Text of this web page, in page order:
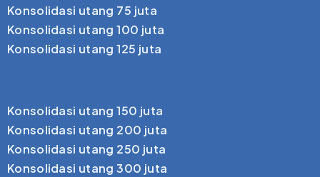
Konsolidasi utang 75 juta
Konsolidasi utang 100 juta
Konsolidasi utang 125 juta
Konsolidasi utang 150 juta
Konsolidasi utang 200 juta
Konsolidasi utang 250 juta
Konsolidasi utang 300 juta